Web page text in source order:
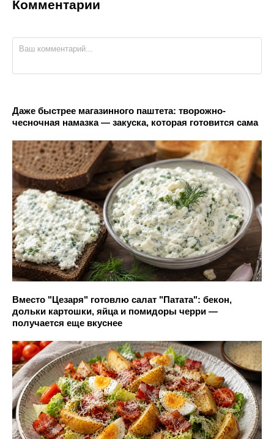
Комментарии
Даже быстрее магазинного паштета: творожно-
чесночная намазка — закуска, которая готовится сама
Вместо "Цезаря" готовлю салат "Патата": бекон,
дольки картошки, яйца и помидоры черри —
получается еще вкуснее